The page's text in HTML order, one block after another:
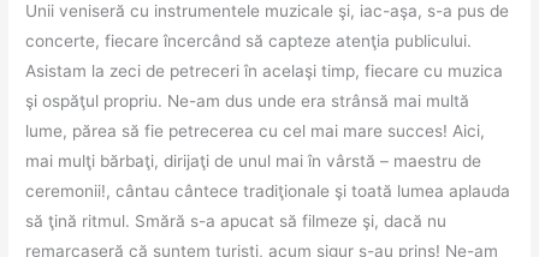
Unii veniseră cu instrumentele muzicale şi, iac-aşa, s-a pus de
concerte, fiecare încercând să capteze atenţia publicului.
Asistam la zeci de petreceri în acelaşi timp, fiecare cu muzica
şi ospăţul propriu. Ne-am dus unde era strânsă mai multă
lume, părea să fie petrecerea cu cel mai mare succes! Aici,
mai mulţi bărbaţi, dirijaţi de unul mai în vârstă – maestru de
ceremonii!, cântau cântece tradiţionale şi toată lumea aplauda
să ţină ritmul. Smără s-a apucat să filmeze şi, dacă nu
remarcaseră că suntem turişti, acum sigur s-au prins! Ne-am